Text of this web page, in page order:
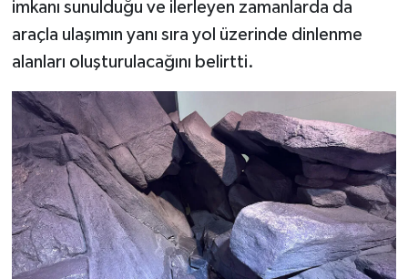
imkanı sunulduğu ve ilerleyen zamanlarda da
araçla ulaşımın yanı sıra yol üzerinde dinlenme
alanları oluşturulacağını belirtti.
Karaman Müftülüğü
Kars Müftülüğü
Kastamonu Müftülüğü
Kayseri Müftülüğü
Kilis Müftülüğü
Kırıkkale Müftülüğü